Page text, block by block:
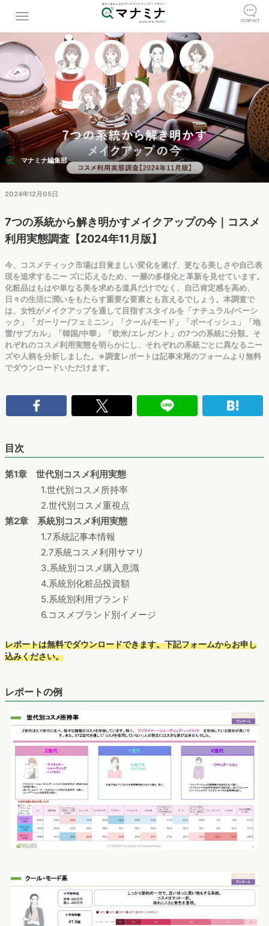
マナミナ編集部
2024年12月05日
7つの系統から解き明かすメイクアップの今｜コスメ
利用実態調査【2024年11月版】
今、コスメティック市場は目覚ましい変化を遂げ、更なる美しさや自己表
現を追求するニー ズに応えるため、一層の多様化と革新を見せています。
化粧品はもはや単なる美を求める道具だけでなく、自己肯定感を高め、
日々の生活に潤いをもたらす重要な要素とも言えるでしょう。本調査で
は、女性がメイクアップを通して目指すスタイルを「ナチュラル/ベーシ
ック」「ガーリー/フェミニン」「クール/モード」「ボーイッシュ」「地
雷/サブカル」「韓国/中華」「欧米/エレガント」の7つの系統に分類。そ
れぞれのコスメ利用実態を明らかにし、それぞれの系統ごとに異なるニー
ズや人柄を分析しました。※調査レポートは記事末尾のフォームより無料
でダウンロードいただけます。
目次
第1章 世代別コスメ利用実態
1.世代別コスメ所持率
2.世代別コスメ重視点
第2章 系統別コスメ利用実態
1.7系統記事本情報
2.7系統コスメ利用サマリ
3.系統別コスメ購入意識
4.系統別化粧品投資額
5.系統別利用ブランド
6.コスメブランド別イメージ
レポートは無料でダウンロードできます。下記フォームからお申し
込みください。
レポートの例